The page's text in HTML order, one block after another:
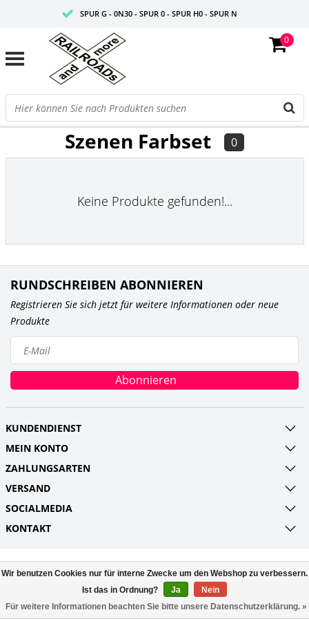
SPUR G - 0N30 - SPUR 0 - SPUR H0 - SPUR N
0
FILTER
Szenen Farbset 0
Keine Produkte gefunden!...
RUNDSCHREIBEN ABONNIEREN
Registrieren Sie sich jetzt für weitere Informationen oder neue
Produkte
Abonnieren
KUNDENDIENST
MEIN KONTO
ZAHLUNGSARTEN
VERSAND
SOCIALMEDIA
KONTAKT
© Copyright 2026 Railroads and more UG
(haftungsbeschränkt) Powered byLightspeed
All rights reserved byInStijl Media
Wir benutzen Cookies nur für interne Zwecke um den Webshop zu verbessern.
Ist das in Ordnung?
Ja
Nein
Für weitere Informationen beachten Sie bitte unsere Datenschutzerklärung. »